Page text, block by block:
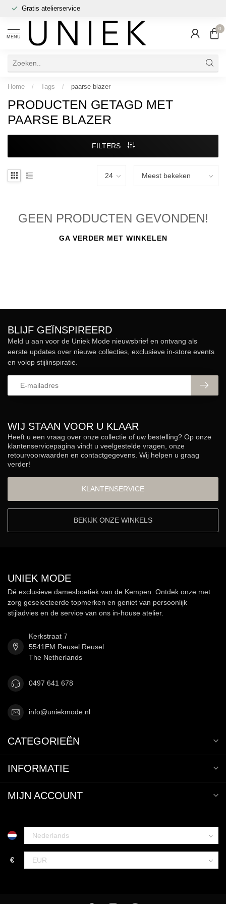
Gratis atelierservice
MENU
0
Home / Tags / paarse blazer
PRODUCTEN GETAGD MET
PAARSE BLAZER
FILTERS
GEEN PRODUCTEN GEVONDEN!
GA VERDER MET WINKELEN
WIJ STAAN VOOR U KLAAR
Heeft u een vraag over onze collectie of uw bestelling? Op onze
klantenservicepagina vindt u veelgestelde vragen, onze
retourvoorwaarden en contactgegevens. Wij helpen u graag
verder!
KLANTENSERVICE
BEKIJK ONZE WINKELS
BLIJF GEÏNSPIREERD
Meld u aan voor de Uniek Mode nieuwsbrief en ontvang als
eerste updates over nieuwe collecties, exclusieve in-store events
en volop stijlinspiratie.
UNIEK MODE
Dé exclusieve damesboetiek van de Kempen. Ontdek onze met
zorg geselecteerde topmerken en geniet van persoonlijk
stijladvies en de service van ons in-house atelier.
Kerkstraat 7
5541EM Reusel Reusel
The Netherlands
0497 641 678
info@uniekmode.nl
CATEGORIEËN
INFORMATIE
MIJN ACCOUNT
€